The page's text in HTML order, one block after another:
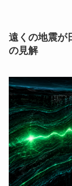
遠くの地震が
の見解